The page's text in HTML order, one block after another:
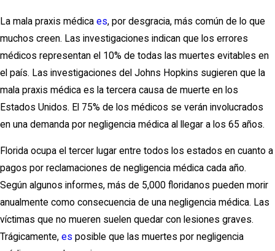
La mala praxis médica es, por desgracia, más común de lo que
muchos creen. Las investigaciones indican que los errores
médicos representan el 10% de todas las muertes evitables en
el país. Las investigaciones del Johns Hopkins sugieren que la
mala praxis médica es la tercera causa de muerte en los
Estados Unidos. El 75% de los médicos se verán involucrados
en una demanda por negligencia médica al llegar a los 65 años.
Florida ocupa el tercer lugar entre todos los estados en cuanto a
pagos por reclamaciones de negligencia médica cada año.
Según algunos informes, más de 5,000 floridanos pueden morir
anualmente como consecuencia de una negligencia médica. Las
víctimas que no mueren suelen quedar con lesiones graves.
Trágicamente, es posible que las muertes por negligencia